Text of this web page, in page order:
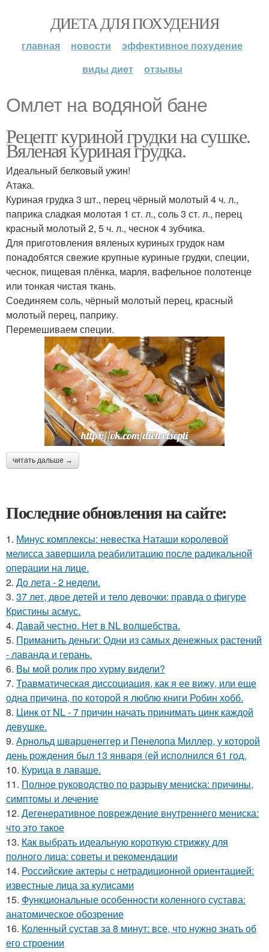
ДИЕТА ДЛЯ ПОХУДЕНИЯ
главная новости
эффективное похудение
виды диет
отзывы
Омлет на водяной бане
Рецепт куриной грудки на сушке.
Вяленая куриная грудка.
Идеальный белковый ужин!
Атака.
Куриная грудка 3 шт., перец чёрный молотый 4 ч. л.,
паприка сладкая молотая 1 ст. л., соль 3 ст. л., перец
красный молотый 2, 5 ч. л., чеснок 4 зубчика.
Для приготовления вяленых куриных грудок нам
понадобятся свежие крупные куриные грудки, специи,
чеснок, пищевая плёнка, марля, вафельное полотенце
или тонкая чистая ткань.
Соединяем соль, чёрный молотый перец, красный
молотый перец, паприку.
Перемешиваем специи.
читать дальше →
Последние обновления на сайте:
1. Минус комплексы: невестка Наташи королевой
мелисса завершила реабилитацию после радикальной
операции на лице.
2. До лета - 2 недели.
3. 37 лет, двое детей и тело девочки: правда о фигуре
Кристины асмус.
4. Давай честно. Нет в NL волшебства.
5. Приманить деньги: Одни из самых денежных растений
- лаванда и герань.
6. Вы мой ролик про хурму видели?
7. Травматическая диссоциация, как я ее вижу, или еще
одна причина, по которой я люблю книги Робин хобб.
8. Цинк от NL - 7 причин начать принимать цинк каждой
девушке.
9. Арнольд шварценеггер и Пенелопа Миллер, у которой
день рождения был 13 января (ей исполнился 61 год.
10. Курица в лаваше.
11. Полное руководство по разрыву мениска: причины,
симптомы и лечение
12. Дегенеративное повреждение внутреннего мениска:
что это такое
13. Как выбрать идеальную короткую стрижку для
полного лица: советы и рекомендации
14. Российские актеры с нетрадиционной ориентацией:
известные лица за кулисами
15. Функциональные особенности коленного сустава:
анатомическое обозрение
16. Коленный сустав за 8 минут: все, что нужно знать об
его строении